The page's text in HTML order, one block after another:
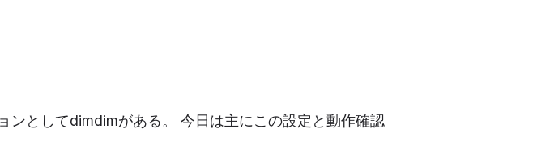
ンとしてdimdimがある。 今日は主にこの設定と動作確認